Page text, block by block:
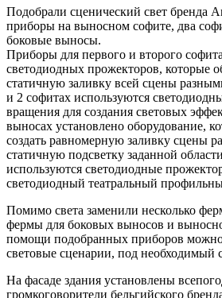
Подобрали сценический свет бренда
приборы на выносном софите, два
боковые выносы.
Приборы для первого и второго
светодиодных прожекторов, которые
статичную заливку всей сцены
и 2 софитах используются
вращения для создания световых
выносах установлено оборудование,
создать равномерную заливку сцены
статичную подсветку заданной
используются светодиодные
светодиодный театральный
Помимо света заменили несколько
фермы для боковых выносов и
помощи подобранных приборов можно
световые сценарии, под необходимый
На фасаде здания установлены
громкоговорители бельгийского